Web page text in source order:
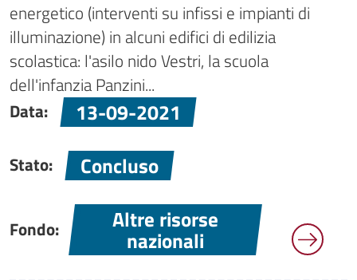
energetico (interventi su infissi e impianti di
illuminazione) in alcuni edifici di edilizia
scolastica: l'asilo nido Vestri, la scuola
dell'infanzia Panzini...
Data:
13-09-2021
Stato: Concluso
Fondo: Altre risorse
nazionali